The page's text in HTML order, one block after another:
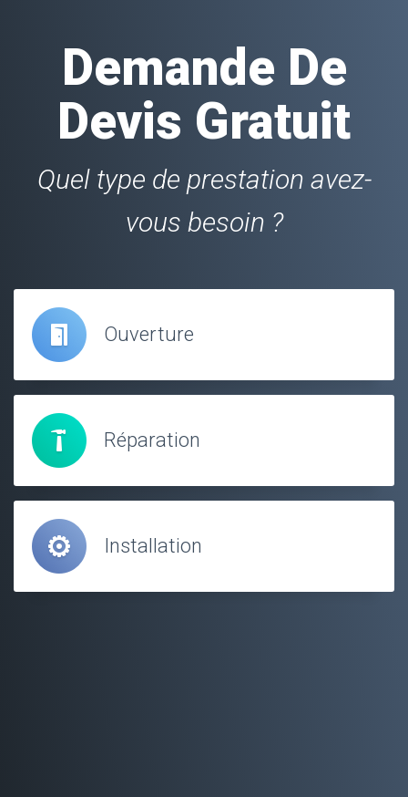
Demande De
Devis Gratuit
Quel type de prestation avez-
vous besoin ?
Ouverture
Réparation
Installation